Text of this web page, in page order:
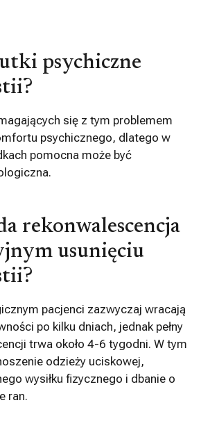
psychiczne
się z tym problemem
psychicznego, dlatego w
pomocna może być
rekonwalescencja
usunięciu
pacjenci zazwyczaj wracają
po kilku dniach, jednak pełny
trwa około 4-6 tygodni. W tym
odzieży uciskowej,
wysiłku fizycznego i dbanie o
ran.